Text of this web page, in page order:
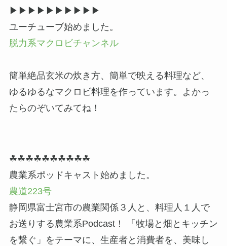
▶▶︎▶︎▶▶︎▶︎▶▶︎▶︎▶
ユーチューブ始めました。
脱力系マクロビチャンネル
簡単絶品玄米の炊き方、簡単で映える料理など、
ゆるゆるなマクロビ料理を作っています。よかっ
たらのぞいてみてね！
☘☘☘☘☘☘☘☘☘☘
農業系ポッドキャスト始めました。
農道223号
静岡県富士宮市の農業関係３人と、料理人１人で
お送りする農業系Podcast！ 「牧場と畑とキッチン
を繋ぐ」をテーマに、生産者と消費者を、美味し